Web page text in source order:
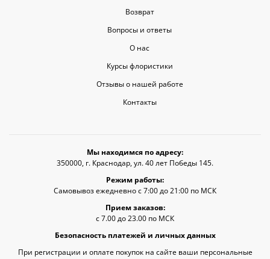
Возврат
Вопросы и ответы
О нас
Курсы флористики
Отзывы о нашей работе
Контакты
Мы находимся по адресу:
350000, г. Краснодар, ул. 40 лет Победы 145.
Режим работы:
Самовывоз ежедневно с 7:00 до 21:00 по МСК
Прием заказов:
с 7.00 до 23.00 по МСК
Безопасность платежей и личных данных
При регистрации и оплате покупок на сайте ваши персональные